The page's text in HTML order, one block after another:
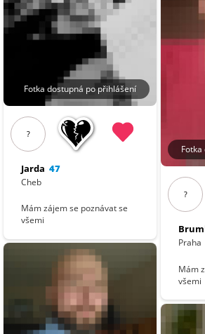
Fotka dostupná po přihlášení
?
Jarda 47
Cheb
Mám zájem se poznávat se
všemi
?
Praha
Mám
všemi